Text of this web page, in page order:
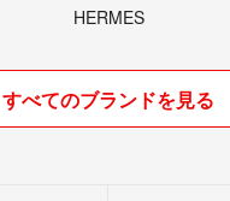
HERMES
すべてのブランドを見る